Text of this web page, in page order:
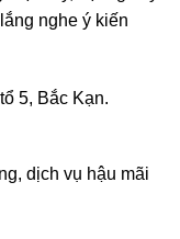
nghe ý kiến
5, Bắc Kạn.
dịch vụ hậu mãi